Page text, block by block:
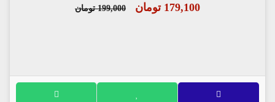
179,100 تومان 199,000 تومان